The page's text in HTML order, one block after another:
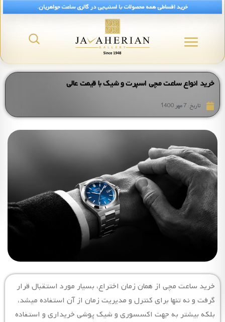
خرید اقساطی همه محصولات با اسنپ‌پی در گالری ساعت جواهریان.
خرید انواع ساعت مچی اسپرت و شیک با قیمت عالی
تاریخ:7 مهر 1400
خرید ساعت مچی از همان زمان اختراع، بسیار مورد استقبال قرار
گرفت و نه تنها برای کنترل و مدیریت زمان از آن استفاده میشد،
بلکه بیشتر به جهت اکسسوری و شیک پوشی خریداری و استفاده